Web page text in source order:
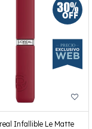
Infallible Le Matte